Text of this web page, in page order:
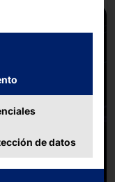
de datos